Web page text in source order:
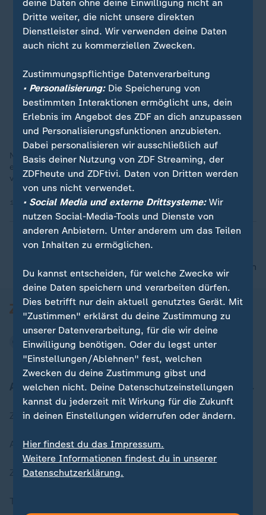
Nach dem sich Jimmy Fallon am Tegernsee verirrt hat, fährt in
ein 22-Jähriger Deutscher zurück und die Geschichte geht
viral. Jetzt berichtet Retter Leon über sein Erlebnis.
13.08.2024 | 2:13 min
nach oben
Aktuell bei ZDFheute
Zuletzt veröffentlicht
Aktuelle Sendungs-Videos
ZDFheute Stories
deine Daten ohne deine Einwilligung nicht an
Dritte weiter, die nicht unsere direkten
Dienstleister sind. Wir verwenden deine Daten
auch nicht zu kommerziellen Zwecken.
Zustimmungspflichtige Datenverarbeitung
• Personalisierung:Die Speicherung von
bestimmten Interaktionen ermöglicht uns, dein
Erlebnis im Angebot des ZDF an dich anzupassen
und Personalisierungsfunktionen anzubieten.
Dabei personalisieren wir ausschließlich auf
Basis deiner Nutzung von ZDF Streaming, der
ZDFheute und ZDFtivi. Daten von Dritten werden
von uns nicht verwendet.
• Social Media und externe Drittsysteme:Wir
nutzen Social-Media-Tools und Dienste von
anderen Anbietern. Unter anderem um das Teilen
von Inhalten zu ermöglichen.
Du kannst entscheiden, für welche Zwecke wir
deine Daten speichern und verarbeiten dürfen.
Dies betrifft nur dein aktuell genutztes Gerät. Mit
"Zustimmen" erklärst du deine Zustimmung zu
unserer Datenverarbeitung, für die wir deine
Einwilligung benötigen. Oder du legst unter
"Einstellungen/Ablehnen" fest, welchen
Zwecken du deine Zustimmung gibst und
welchen nicht. Deine Datenschutzeinstellungen
kannst du jederzeit mit Wirkung für die Zukunft
in deinen Einstellungen widerrufen oder ändern.
Hier findest du das Impressum.
Weitere Informationen findest du in unserer
Datenschutzerklärung.